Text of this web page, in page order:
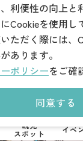
観光
スポット
イベ
利便性の向上と
Cookieを使用し
ただく際には、
あります。
ポリシーをご確
同意する